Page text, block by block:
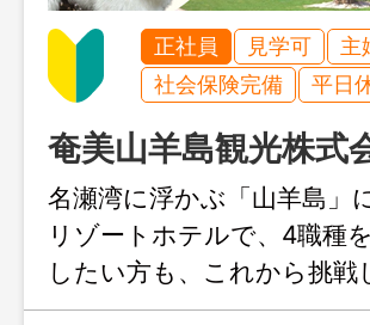
正社員 見学可
主
社会保険完備
平日
奄美山羊島観光株式
名瀬湾に浮かぶ「山羊島」
リゾートホテルで、4職種
したい方も、これから挑
スで成長できるフィールド